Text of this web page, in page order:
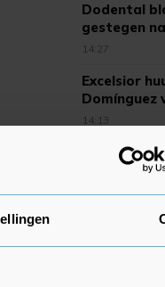
Dodental
gestegen
14:27
Excelsior
Domínguez
14:13
PSV legt
tot medio
14:05